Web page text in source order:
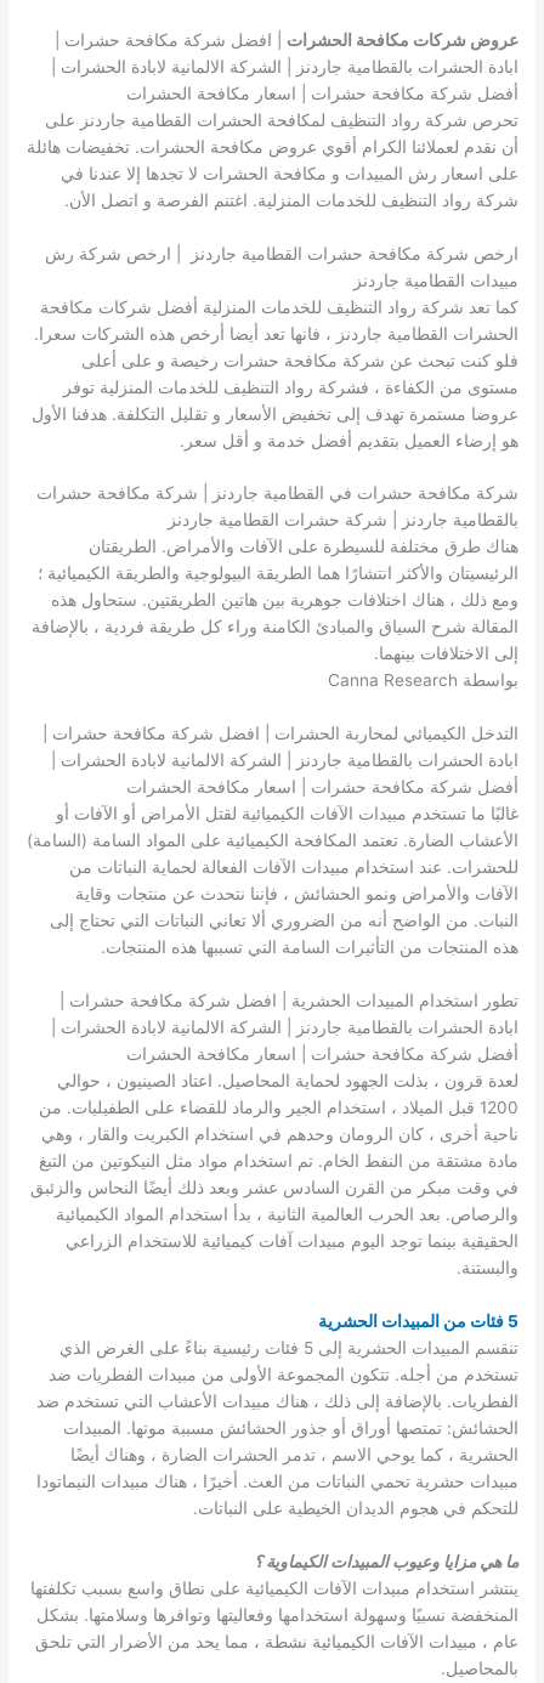
عروض شركات مكافحة الحشرات | افضل شركة مكافحة حشرات |
ابادة الحشرات بالقطامية جاردنز | الشركة الالمانية لابادة الحشرات |
أفضل شركة مكافحة حشرات | اسعار مكافحة الحشرات
تحرص شركة رواد التنظيف لمكافحة الحشرات القطامية جاردنز على
أن نقدم لعملائنا الكرام أقوي عروض مكافحة الحشرات. تخفيضات هائلة
على اسعار رش المبيدات و مكافحة الحشرات لا تجدها إلا عندنا في
شركة رواد التنظيف للخدمات المنزلية. اغتنم الفرصة و اتصل الأن.
ارخص شركة مكافحة حشرات القطامية جاردنز | ارخص شركة رش
مبيدات القطامية جاردنز
كما تعد شركة رواد التنظيف للخدمات المنزلية أفضل شركات مكافحة
الحشرات القطامية جاردنز ، فانها تعد أيضا أرخص هذه الشركات سعرا.
فلو كنت تبحث عن شركة مكافحة حشرات رخيصة و على أعلى
مستوى من الكفاءة ، فشركة رواد التنظيف للخدمات المنزلية توفر
عروضا مستمرة تهدف إلى تخفيض الأسعار و تقليل التكلفة. هدفنا الأول
هو إرضاء العميل بتقديم أفضل خدمة و أقل سعر.
شركة مكافحة حشرات في القطامية جاردنز | شركة مكافحة حشرات
بالقطامية جاردنز | شركة حشرات القطامية جاردنز
هناك طرق مختلفة للسيطرة على الآفات والأمراض. الطريقتان
الرئيسيتان والأكثر انتشارًا هما الطريقة البيولوجية والطريقة الكيميائية ؛
ومع ذلك ، هناك اختلافات جوهرية بين هاتين الطريقتين. ستحاول هذه
المقالة شرح السياق والمبادئ الكامنة وراء كل طريقة فردية ، بالإضافة
إلى الاختلافات بينهما.
بواسطة Canna Research
التدخل الكيميائي لمحاربة الحشرات | افضل شركة مكافحة حشرات |
ابادة الحشرات بالقطامية جاردنز | الشركة الالمانية لابادة الحشرات |
أفضل شركة مكافحة حشرات | اسعار مكافحة الحشرات
غالبًا ما تستخدم مبيدات الآفات الكيميائية لقتل الأمراض أو الآفات أو
الأعشاب الضارة. تعتمد المكافحة الكيميائية على المواد السامة (السامة)
للحشرات. عند استخدام مبيدات الآفات الفعالة لحماية النباتات من
الآفات والأمراض ونمو الحشائش ، فإننا نتحدث عن منتجات وقاية
النبات. من الواضح أنه من الضروري ألا تعاني النباتات التي تحتاج إلى
هذه المنتجات من التأثيرات السامة التي تسببها هذه المنتجات.
تطور استخدام المبيدات الحشرية | افضل شركة مكافحة حشرات |
ابادة الحشرات بالقطامية جاردنز | الشركة الالمانية لابادة الحشرات |
أفضل شركة مكافحة حشرات | اسعار مكافحة الحشرات
لعدة قرون ، بذلت الجهود لحماية المحاصيل. اعتاد الصينيون ، حوالي
1200 قبل الميلاد ، استخدام الجير والرماد للقضاء على الطفيليات. من
ناحية أخرى ، كان الرومان وحدهم في استخدام الكبريت والقار ، وهي
مادة مشتقة من النفط الخام. تم استخدام مواد مثل النيكوتين من التبغ
في وقت مبكر من القرن السادس عشر وبعد ذلك أيضًا النحاس والزئبق
والرصاص. بعد الحرب العالمية الثانية ، بدأ استخدام المواد الكيميائية
الحقيقية بينما توجد اليوم مبيدات آفات كيميائية للاستخدام الزراعي
والبستنة.
5 فئات من المبيدات الحشرية
تنقسم المبيدات الحشرية إلى 5 فئات رئيسية بناءً على الغرض الذي
تستخدم من أجله. تتكون المجموعة الأولى من مبيدات الفطريات ضد
الفطريات. بالإضافة إلى ذلك ، هناك مبيدات الأعشاب التي تستخدم ضد
الحشائش: تمتصها أوراق أو جذور الحشائش مسببة موتها. المبيدات
الحشرية ، كما يوحي الاسم ، تدمر الحشرات الضارة ، وهناك أيضًا
مبيدات حشرية تحمي النباتات من العث. أخيرًا ، هناك مبيدات النيماتودا
للتحكم في هجوم الديدان الخيطية على النباتات.
ما هي مزايا وعيوب المبيدات الكيماوية ؟
ينتشر استخدام مبيدات الآفات الكيميائية على نطاق واسع بسبب تكلفتها
المنخفضة نسبيًا وسهولة استخدامها وفعاليتها وتوافرها وسلامتها. بشكل
عام ، مبيدات الآفات الكيميائية نشطة ، مما يحد من الأضرار التي تلحق
بالمحاصيل.